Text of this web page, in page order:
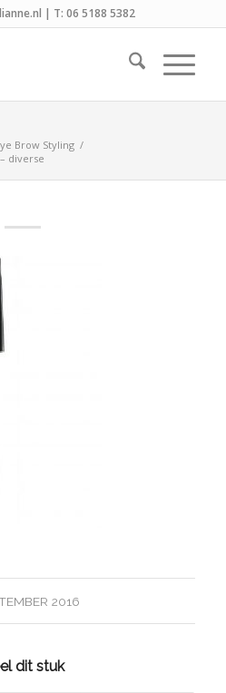
| T: 06 5188 5382
Brow Styling /
diverse
2016
dit stuk